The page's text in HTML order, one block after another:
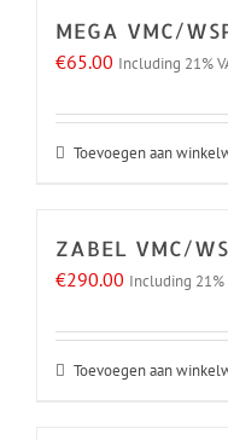
MEGA VMC/
€65.00 Including 21%
Toevoegen aan
ZABEL VMC/
€290.00 Including 21%
Toevoegen aan